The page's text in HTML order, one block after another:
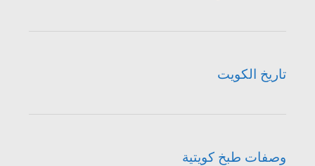
تاريخ الكويت
وصفات طبخ كويتية